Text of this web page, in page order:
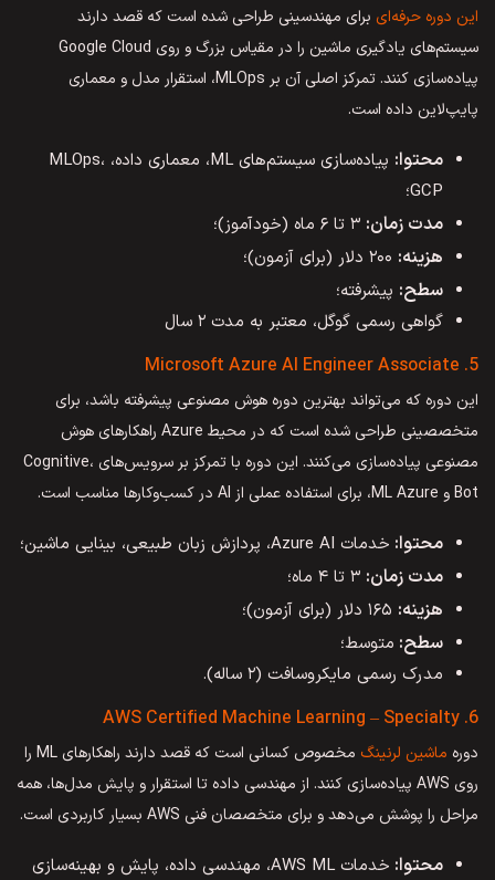
این دوره حرفه‌ای برای مهندسینی طراحی شده است که قصد دارند
سیستم‌های یادگیری ماشین را در مقیاس بزرگ و روی Google Cloud
پیاده‌سازی کنند. تمرکز اصلی آن بر MLOps، استقرار مدل و معماری
پایپ‌لاین داده است.
محتوا:
پیاده‌سازی سیستم‌های ML، معماری داده، MLOps،
GCP؛
مدت زمان:
هزینه:
سطح: پیشرفته؛
گواهی رسمی گوگل، معتبر به مدت ۲ سال
5. Microsoft Azure AI Engineer Associate
این دوره که می‌تواند بهترین دوره هوش مصنوعی پیشرفته باشد، برای
متخصصینی طراحی شده است که در محیط Azure راهکارهای هوش
مصنوعی پیاده‌سازی می‌کنند. این دوره با تمرکز بر سرویس‌های Cognitive،
Bot و ML Azure، برای استفاده عملی از AI در کسب‌وکارها مناسب است.
محتوا: خدمات Azure AI، پردازش زبان طبیعی، بینایی ماشین؛
مدت زمان:
هزینه:
سطح: متوسط؛
مدرک رسمی مایکروسافت (۲ ساله).
6. AWS Certified Machine Learning – Specialty
دوره ماشین لرنینگ
مخصوص کسانی است که قصد دارند راهکارهای ML را
روی AWS پیاده‌سازی کنند. از مهندسی داده تا استقرار و پایش مدل‌ها، همه
مراحل را پوشش می‌دهد و برای متخصصان فنی AWS بسیار کاربردی است.
محتوا:
خدمات AWS ML، مهندسی داده، پایش و بهینه‌سازی